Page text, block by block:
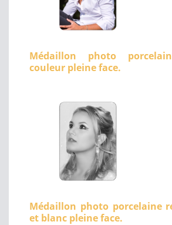
Médaillon photo
couleur pleine face.
Médaillon photo porcelaine
et blanc pleine face.